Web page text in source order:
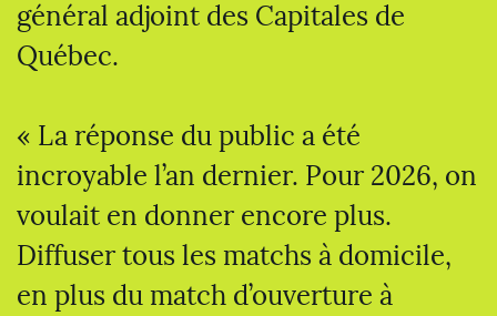
général adjoint des Capitales de
Québec.
« La réponse du public a été
incroyable l’an dernier. Pour 2026, on
voulait en donner encore plus.
Diffuser tous les matchs à domicile,
en plus du match d’ouverture à